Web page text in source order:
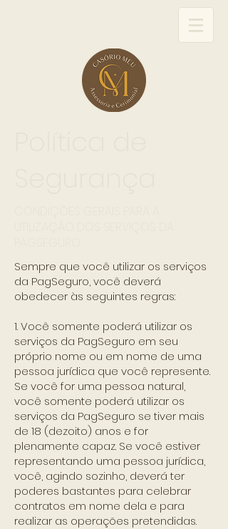
Sempre que você utilizar os serviços
da PagSeguro, você deverá
obedecer às seguintes regras:
1. Você somente poderá utilizar os
serviços da PagSeguro em seu
próprio nome ou em nome de uma
pessoa jurídica que você represente.
Se você for uma pessoa natural,
você somente poderá utilizar os
serviços da PagSeguro se tiver mais
de 18 (dezoito) anos e for
plenamente capaz. Se você estiver
representando uma pessoa jurídica,
você, agindo sozinho, deverá ter
poderes bastantes para celebrar
contratos em nome dela e para
realizar as operações pretendidas.